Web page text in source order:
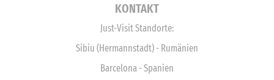
KONTAKT
Just-Visit Standorte:
Sibiu (Hermannstadt) - Rumänien
Barcelona - Spanien